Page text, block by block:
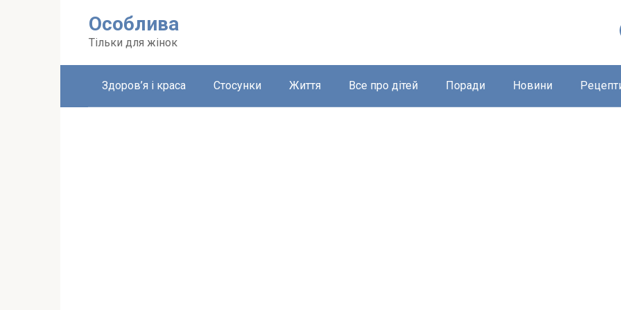
Особлива
Тільки для жінок
Здоров’я і краса Стосунки Життя Все про дітей Поради Новини